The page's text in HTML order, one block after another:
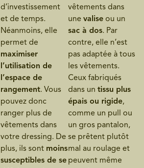
d’investissement
et de temps.
Néanmoins, elle
permet de
maximiser
l’utilisation de
l’espace de
rangement. Vous
pouvez donc
ranger plus de
vêtements dans
votre dressing. De
plus, ils sont moins
susceptibles de se
vêtements dans
unevalise ou un
sac à dos. Par
contre, elle n’est
pas adaptée à tous
les vêtements.
Ceux fabriqués
dans untissu plus
épais ou rigide,
comme un pull ou
un gros pantalon,
se prêtent plutôt
mal au roulage et
peuvent même